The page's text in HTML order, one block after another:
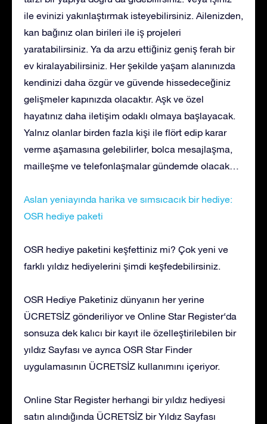
ile evinizi yakınlaştırmak isteyebilirsiniz. Ailenizden,
kan bağınız olan birileri ile iş projeleri
yaratabilirsiniz. Ya da arzu ettiğiniz geniş ferah bir
ev kiralayabilirsiniz. Her şekilde yaşam alanınızda
kendinizi daha özgür ve güvende hissedeceğiniz
gelişmeler kapınızda olacaktır. Aşk ve özel
hayatınız daha iletişim odaklı olmaya başlayacak.
Yalnız olanlar birden fazla kişi ile flört edip karar
verme aşamasına gelebilirler, bolca mesajlaşma,
mailleşme ve telefonlaşmalar gündemde olacak…
Aslan yeniayında harika ve sımsıcacık bir hediye:
OSR hediye paketi
OSR hediye paketini keşfettiniz mi? Çok yeni ve
farklı yıldız hediyelerini şimdi keşfedebilirsiniz.
OSR Hediye Paketiniz dünyanın her yerine
ÜCRETSİZ gönderiliyor ve Online Star Register‘da
sonsuza dek kalıcı bir kayıt ile özelleştirilebilen bir
yıldız Sayfası ve ayrıca OSR Star Finder
uygulamasının ÜCRETSİZ kullanımını içeriyor.
Online Star Register herhangi bir yıldız hediyesi
satın alındığında ÜCRETSİZ bir Yıldız Sayfası